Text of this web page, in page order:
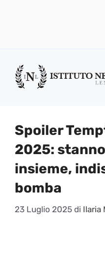
contenuto
Spoiler
2025:
insieme,
bomba
23 Luglio 2025 di Ilaria